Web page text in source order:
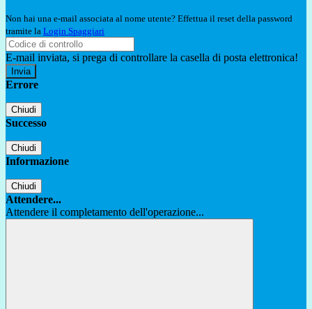
Non hai una e-mail associata al nome utente? Effettua il reset della password
tramite la Login Spaggiari
E-mail inviata, si prega di controllare la casella di posta elettronica!
Errore
Chiudi
Successo
Chiudi
Informazione
Chiudi
Attendere...
Attendere il completamento dell'operazione...